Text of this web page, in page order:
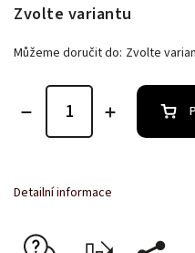
Zvolte variantu
Můžeme doručit do: Zvolte
Detailní informace